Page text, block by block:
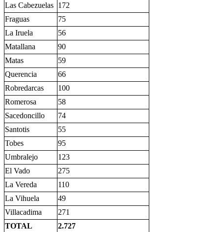
Las Cabezuelas 172
Fraguas
75
La Iruela
56
Matallana
90
Matas
59
Querencia
66
Robredarcas
100
Romerosa
58
Sacedoncillo
74
Santotis
55
Tobes
95
Umbralejo
123
El Vado
275
La Vereda
110
La Vihuela
49
Villacadima
271
TOTAL
2.727